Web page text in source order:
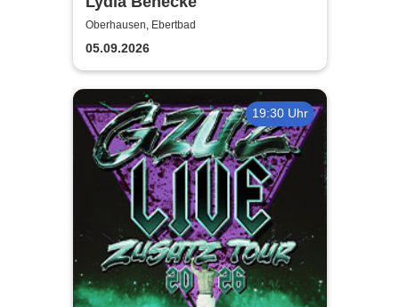
Oberhausen, Ebertbad
05.09.2026
19:30 Uhr